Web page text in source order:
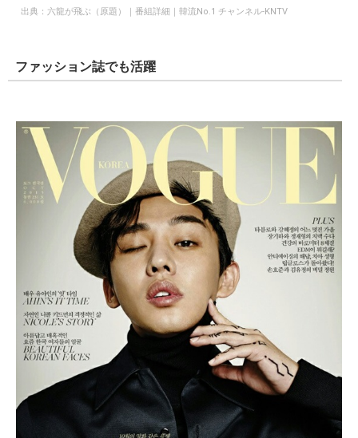
出典： 六龍が飛ぶ（原題）｜番組詳細｜韓流No.1 チャンネル-KNTV
ファッション誌でも活躍